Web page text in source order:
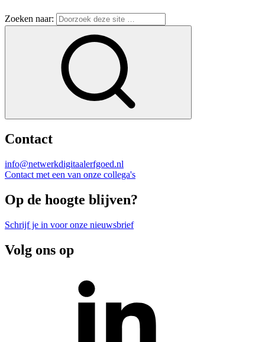
Zoeken naar:
Contact
info@netwerkdigitaalerfgoed.nl
Contact met een van onze collega's
Op de hoogte blijven?
Schrijf je in voor onze nieuwsbrief
Volg ons op